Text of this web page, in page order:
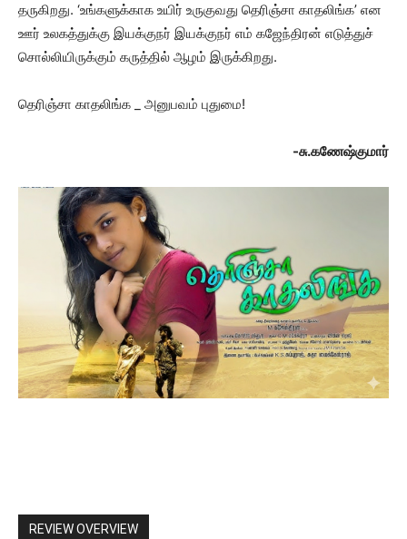
தருகிறது. ‘உங்களுக்காக உயிர் உருகுவது தெரிஞ்சா காதலிங்க’ என
ஊர் உலகத்துக்கு இயக்குநர் இயக்குநர் எம் கஜேந்திரன் எடுத்துச்
சொல்லியிருக்கும் கருத்தில் ஆழம் இருக்கிறது.
தெரிஞ்சா காதலிங்க _ அனுபவம் புதுமை!
-சு.கணேஷ்குமார்
REVIEW OVERVIEW